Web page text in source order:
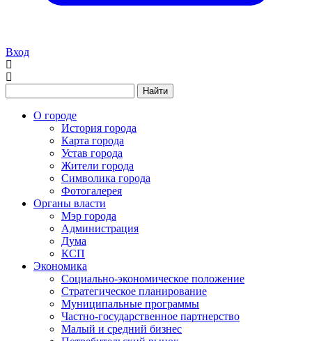
Вход
Найти
О городе
История города
Карта города
Устав города
Жители города
Символика города
Фотогалерея
Органы власти
Мэр города
Администрация
Дума
КСП
Экономика
Социально-экономическое положение
Стратегическое планирование
Муниципальные программы
Частно-государственное партнерство
Малый и средний бизнес